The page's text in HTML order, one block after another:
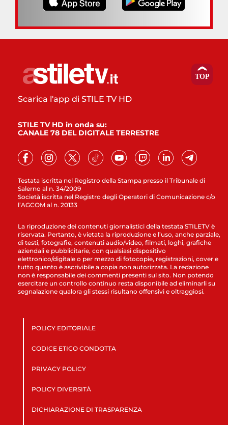
Testata iscritta nel Registro della Stampa presso il Tribunale di
Salerno al n. 34/2009
Società iscritta nel Registro degli Operatori di Comunicazione c/o
l’AGCOM al n. 20133
Scarica l'app di STILE TV HD
STILE TV HD in onda su:
CANALE 78 DEL DIGITALE TERRESTRE
La riproduzione dei contenuti giornalistici della testata STILETV è
riservata. Pertanto, è vietata la riproduzione e l’uso, anche parziale,
di testi, fotografie, contenuti audio/video, filmati, loghi, grafiche
aziendali e pubblicitarie, con qualsiasi dispositivo
elettronico/digitale o per mezzo di fotocopie, registrazioni, cover e
tutto quanto è ascrivibile a copia non autorizzata. La redazione
non è responsabile dei commenti presenti sul sito. Non potendo
esercitare un controllo continuo resta disponibile ad eliminarli su
segnalazione qualora gli stessi risultano offensivi e oltraggiosi.
POLICY EDITORIALE
CODICE ETICO CONDOTTA
PRIVACY POLICY
POLICY DIVERSITÀ
DICHIARAZIONE DI TRASPARENZA